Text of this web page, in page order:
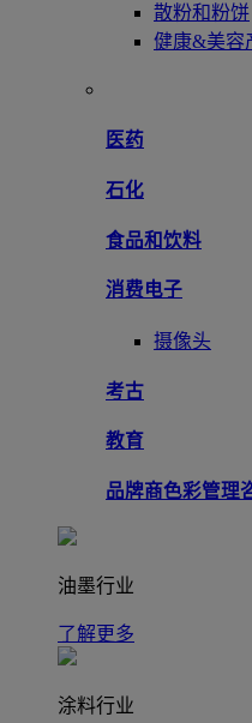
散粉和粉饼
健康&美容
医药
石化
食品和饮料
消费电子
摄像头
考古
教育
品牌商色彩管理
油墨行业
了解更多
涂料行业